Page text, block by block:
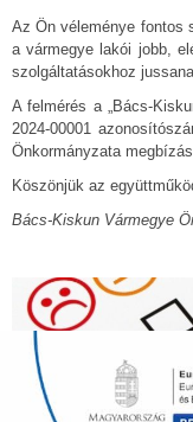
Az Ön véleménye fontos
a vármegye lakói jobb,
szolgáltatásokhoz
A felmérés a „Bács-
2024-00001
Önkormányzata
Köszönjük az
Bács-Kiskun Vármegye